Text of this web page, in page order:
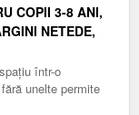
COPII 3-8 ANI,
NETEDE,
ȘI VIOLET |
într-o
unelte permite